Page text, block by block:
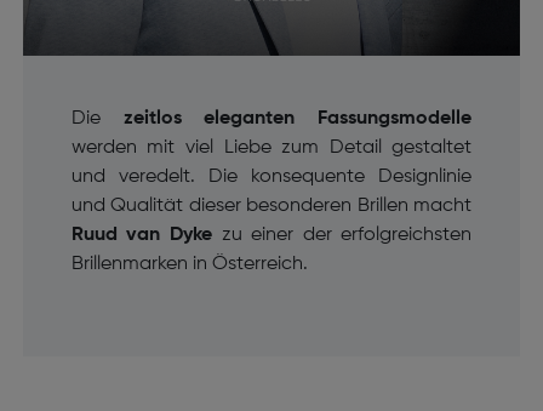
Die zeitlos eleganten Fassungsmodelle
werden mit viel Liebe zum Detail gestaltet
und veredelt. Die konsequente Designlinie
und Qualität dieser besonderen Brillen macht
Ruud van Dyke zu einer der erfolgreichsten
Brillenmarken in Österreich.